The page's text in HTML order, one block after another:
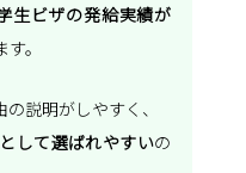
生ビザの発給実績が
。
説明がしやすく、
して選ばれやすいの